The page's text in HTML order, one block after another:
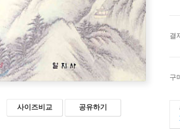
사이즈비교 공유하기
결
구